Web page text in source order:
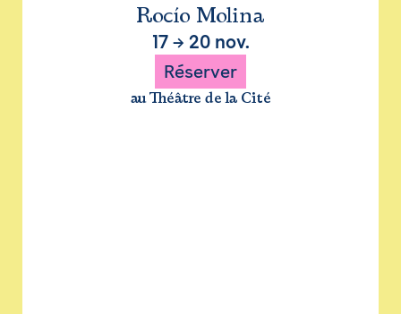
Rocío Molina
17→ 20 nov.
Réserver
au Théâtre de la Cité